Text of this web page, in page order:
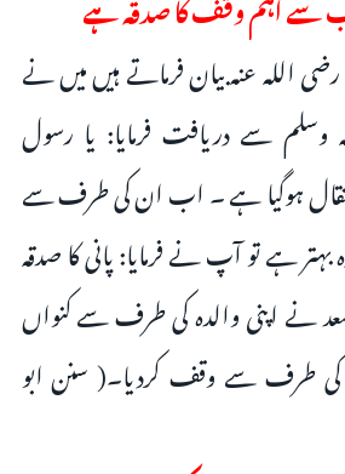
اللہ عنہ بیان فرماتے ہیں میں نے
وسلم سے دریافت فرمایا: یا رسول
ہوگیا ہے ۔ اب ان کی طرف سے
بہتر ہے تو آپ نے فرمایا: پانی کا صدقہ
نے اپنی والدہ کی طرف سے کنواں
کی طرف سے وقف کردیا۔( سنن ابو